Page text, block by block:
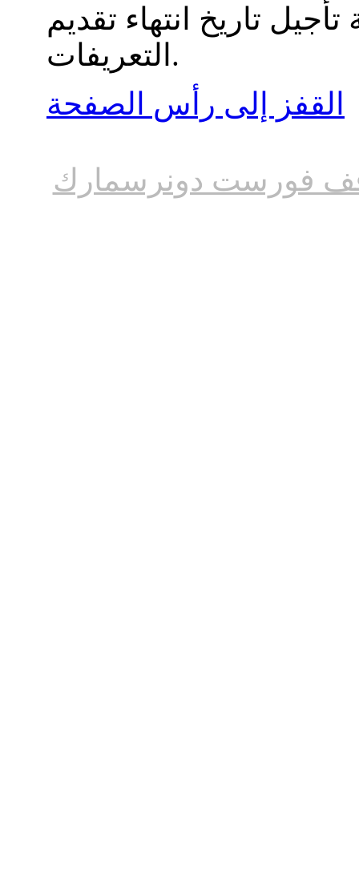
تاريخ انتهاء تقديم
التعريفات.
القفز إلى رأس الصفحة
فورست دونرسمارك